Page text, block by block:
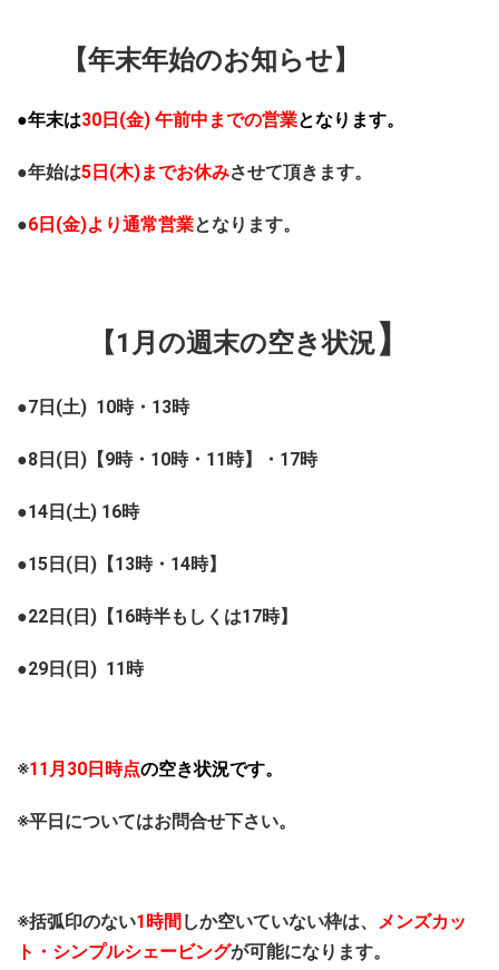
【年末年始のお知らせ】
●年末は30日(金) 午前中までの営業となります。
●年始は5日(木)までお休みさせて頂きます。
●6日(金)より通常営業となります。
【1月の週末の空き状況】
●7日(土) 10時・13時
●8日(日)【9時・10時・11時】・17時
●14日(土) 16時
●15日(日)【13時・14時】
●22日(日)【16時半もしくは17時】
●29日(日) 11時
※11月30日時点の空き状況です。
※平日についてはお問合せ下さい。
※括弧印のない1時間 しか空いていない枠は、 メンズカッ
ト・シンプルシェービングが可能になります。